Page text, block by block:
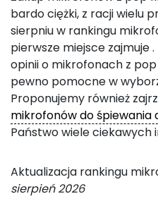
bardo ciężki, z racji wielu
sierpniu w rankingu
pierwsze miejsce zajmuje
opinii o mikrofonach z
pewno pomocne w
Proponujemy również
mikrofonów do śpiewania
Państwo wiele ciekawych
Aktualizacja rankingu
sierpień 2026